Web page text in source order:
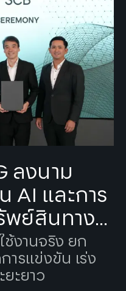
ลงนาม
AI และการ
พย์สินทาง
งานจริง ยก
ารแข่งขัน เร่ง
ยะยาว